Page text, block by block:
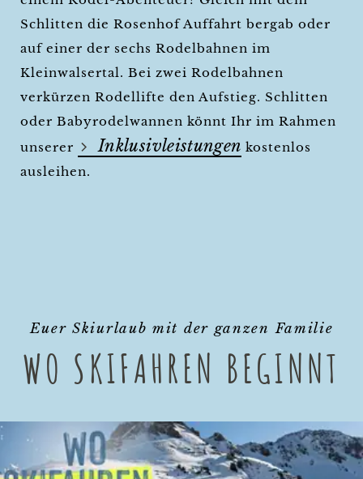
Schlitten die Rosenhof Auffahrt bergab oder
auf einer der sechs Rodelbahnen im
Kleinwalsertal. Bei zwei Rodelbahnen
verkürzen Rodellifte den Aufstieg. Schlitten
oder Babyrodelwannen könnt Ihr im Rahmen
unserer
Inklusivleistungen kostenlos
ausleihen.
Euer Skiurlaub mit der ganzen Familie
WO SKIFAHREN BEGINNT